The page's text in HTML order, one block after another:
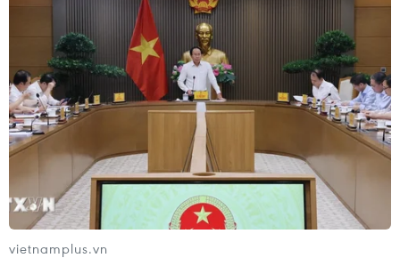
vietnamplus.vn